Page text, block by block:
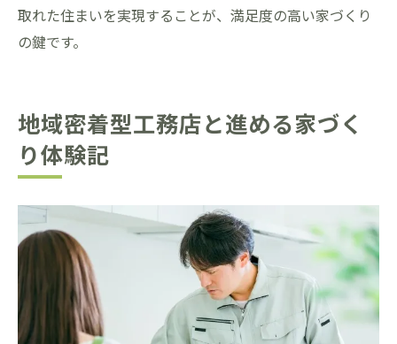
取れた住まいを実現することが、満足度の高い家づくり
の鍵です。
地域密着型工務店と進める家づく
り体験記